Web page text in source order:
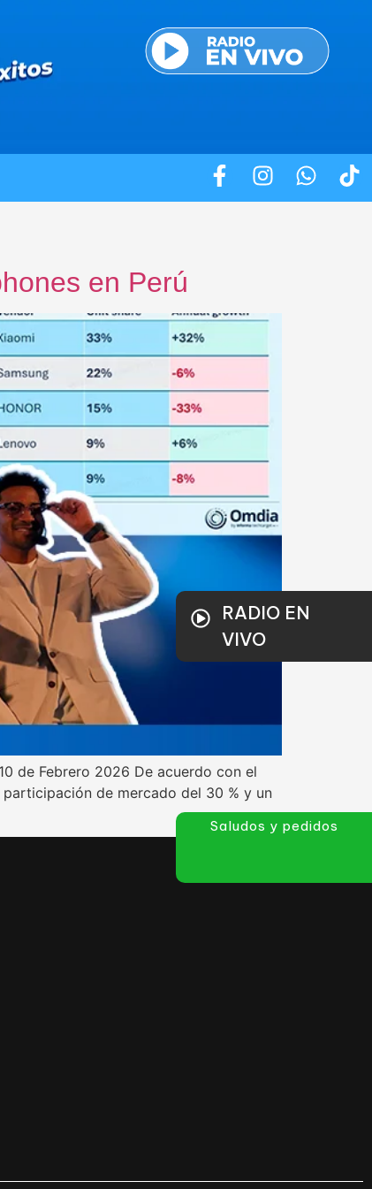
en Perú
de Febrero 2026 De acuerdo con el
de mercado del 30 % y un
RADIO EN
VIVO
Saludos y pedidos